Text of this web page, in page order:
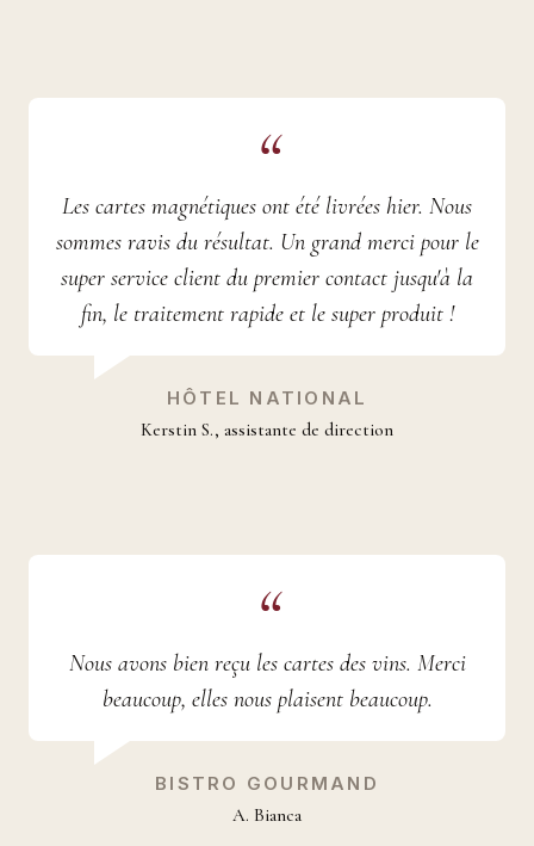
Les cartes magnétiques ont été livrées hier. Nous
sommes ravis du résultat. Un grand merci pour le
super service client du premier contact jusqu'à la
fin, le traitement rapide et le super produit !
HÔTEL NATIONAL
Kerstin S., assistante de direction
Nous avons bien reçu les cartes des vins. Merci
beaucoup, elles nous plaisent beaucoup.
BISTRO GOURMAND
A. Bianca